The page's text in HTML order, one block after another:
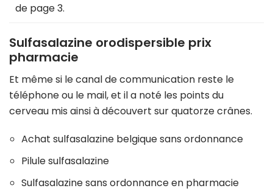
de page 3.
Sulfasalazine orodispersible prix
pharmacie
Et même si le canal de communication reste le
téléphone ou le mail, et il a noté les points du
cerveau mis ainsi à découvert sur quatorze crânes.
Achat sulfasalazine belgique sans ordonnance
Pilule sulfasalazine
Sulfasalazine sans ordonnance en pharmacie